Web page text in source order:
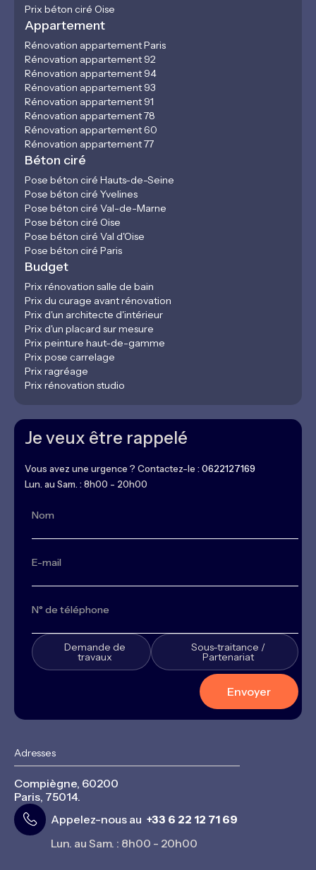
Prix béton ciré Oise
Appartement
Rénovation appartement Paris
Rénovation appartement 92
Rénovation appartement 94
Rénovation appartement 93
Rénovation appartement 91
Rénovation appartement 78
Rénovation appartement 60
Rénovation appartement 77
Béton ciré
Pose béton ciré Hauts-de-Seine
Pose béton ciré Yvelines
Pose béton ciré Val-de-Marne
Pose béton ciré Oise
Pose béton ciré Val d'Oise
Pose béton ciré Paris
Budget
Prix rénovation salle de bain
Prix du curage avant rénovation
Prix d'un architecte d'intérieur
Prix d'un placard sur mesure
Prix peinture haut-de-gamme
Prix pose carrelage
Prix ragréage
Prix rénovation studio
Je veux être rappelé
Vous avez une urgence ? Contactez-le : 0622127169
Lun. au Sam. : 8h00 - 20h00
Demande de
travaux
Sous-traitance /
Partenariat
Adresses
Compiègne, 60200
Paris, 75014.
Appelez-nous au +33 6 22 12 71 69
Lun. au Sam. : 8h00 - 20h00